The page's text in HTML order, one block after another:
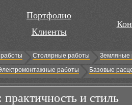
Портфолио
Клиенты
Столярные работы Земляные
работы Базовые
и стиль